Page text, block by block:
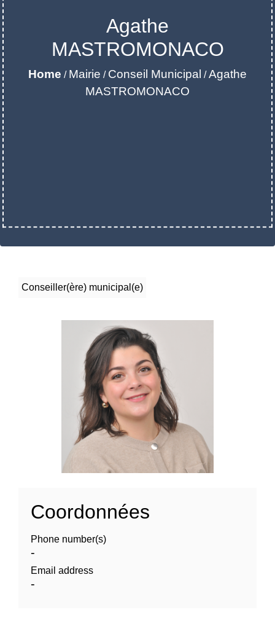
Agathe
MASTROMONACO
Home / Mairie / Conseil Municipal /Agathe
MASTROMONACO
Conseiller(ère) municipal(e)
Coordonnées
Phone number(s)
-
Email address
-